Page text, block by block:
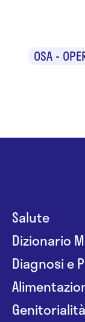
OSA -
Salute
Dizionario
Diagnosi e
Genitorialità